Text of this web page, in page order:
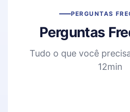
PERGUNTAS
Perguntas
Tudo o que você
12min